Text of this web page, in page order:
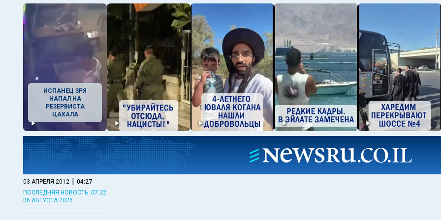
ИСПАНЕЦ ЗРЯ
НАПАЛ НА
РЕЗЕРВИСТА
ЦАХАЛА
03 АПРЕЛЯ 2012 | 04:27
ПОСЛЕДНЯЯ НОВОСТЬ: 07:22
06 АВГУСТА 2026